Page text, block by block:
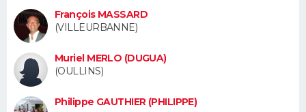
François MASSARD
(VILLEURBANNE)
Muriel MERLO (DUGUA)
(OULLINS)
Philippe GAUTHIER (PHILIPPE)